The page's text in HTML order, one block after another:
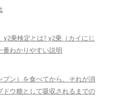
χ2乗検定とは? χ2乗（カイにじ
番わかりやすい説明
プン）を食べてから、それが消
ドウ糖として吸収されるまでの